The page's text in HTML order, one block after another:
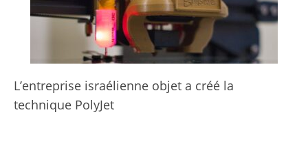
L’entreprise israélienne objet a créé la
technique PolyJet